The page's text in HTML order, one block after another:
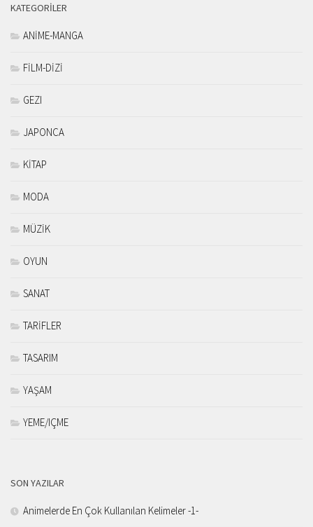
KATEGORILER
ANİME-MANGA
FİLM-DİZİ
GEZI
JAPONCA
KİTAP
MODA
MÜZİK
OYUN
SANAT
TARİFLER
TASARIM
YAŞAM
YEME/IÇME
SON YAZILAR
Animelerde En Çok Kullanılan Kelimeler -1-